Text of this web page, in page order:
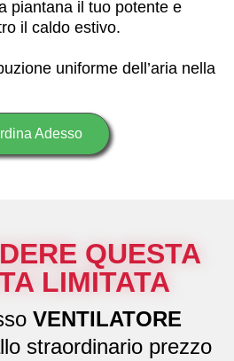
piantana il tuo potente e
il caldo estivo.
uniforme dell’aria nella
Adesso
QUESTA
LIMITATA
VENTILATORE
straordinario prezzo